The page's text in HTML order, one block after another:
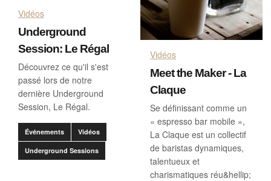
Vidéos
Underground
Session: Le Régal
Découvrez ce qu'il s'est
passé lors de notre
dernière Underground
Session, Le Régal.
Événements Vidéos
Underground Sessions
Vidéos
Meet the Maker - La
Claque
Se définissant comme un
« espresso bar mobile »,
La Claque est un collectif
de baristas dynamiques,
talentueux et
charismatiques réu&hellip;